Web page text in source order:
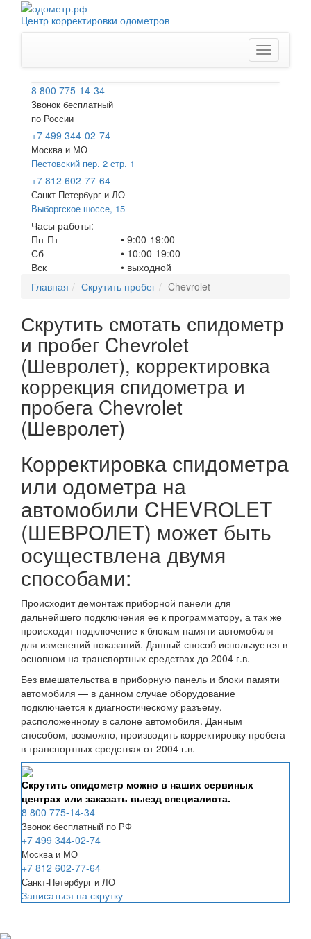
Центр корректировки одометров
Меню
8 800 775-14-34
Звонок бесплатный
по России
+7 499 344-02-74
Москва и МО
Пестовский пер. 2 стр. 1
+7 812 602-77-64
Санкт-Петербург и ЛО
Выборгское шоссе, 15
Часы работы:
Пн-Пт
Сб
Вск
• 9:00-19:00
• 10:00-19:00
• выходной
Главная
Скрутить пробег Chevrolet
Скрутить смотать спидометр
и пробег Chevrolet
(Шевролет), корректировка
коррекция спидометра и
пробега Chevrolet
(Шевролет)
Корректировка спидометра
или одометра на
автомобили CHEVROLET
(ШЕВРОЛЕТ) может быть
осуществлена двумя
способами:
Происходит демонтаж приборной панели для
дальнейшего подключения ее к программатору, а так же
происходит подключение к блокам памяти автомобиля
для изменений показаний. Данный способ используется в
основном на транспортных средствах до 2004 г.в.
Без вмешательства в приборную панель и блоки памяти
автомобиля — в данном случае оборудование
подключается к диагностическому разъему,
расположенному в салоне автомобиля. Данным
способом, возможно, производить корректировку пробега
в транспортных средствах от 2004 г.в.
Скрутить спидометр можно в наших сервиных
центрах или заказать выезд специалиста.
8 800 775-14-34
Звонок бесплатный по РФ
+7 499 344-02-74
Москва и МО
+7 812 602-77-64
Санкт-Петербург и ЛО
Записаться на скрутку